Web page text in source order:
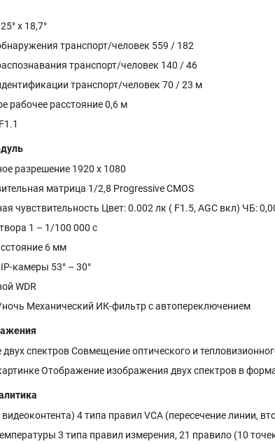
x 18,7°
транспорт/человек 559 / 182
транспорт/человек 140 / 46
транспорт/человек 70 / 23 м
рабочее расстояние 0,6 м
разрешение 1920 х 1080
матрица 1/2,8 Progressive CMOS
чувствительность Цвет: 0.002 лк ( F1.5, AGC вкл) ЧБ:
1 – 1/100 000 с
6 мм
камеры 53° – 30°
WDR
Механический ИК-фильтр с автопереключением
спектров Совмещение оптического и
Отображение изображения двух спектров в
4 типа правил VCA (пересечение линии,
3 типа правил измерения, 21 правило (10